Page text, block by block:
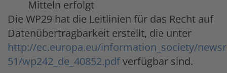
Mitteln erfolgt
Die WP29 hat die Leitlinien für das Recht auf
Datenübertragbarkeit erstellt, die unter
http://ec.europa.eu/information_society/
51/wp242_de_40852.pdfverfügbar sind.